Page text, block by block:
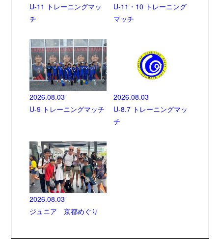
U-11 トレーニングマッ
チ
U-11・10 トレーニング
マッチ
2026.08.03
U-9 トレーニングマッチ
2026.08.03
U-8.7 トレーニングマッ
チ
2026.08.03
ジュニア 京都めぐり